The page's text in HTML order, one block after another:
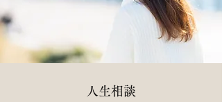
人生相談